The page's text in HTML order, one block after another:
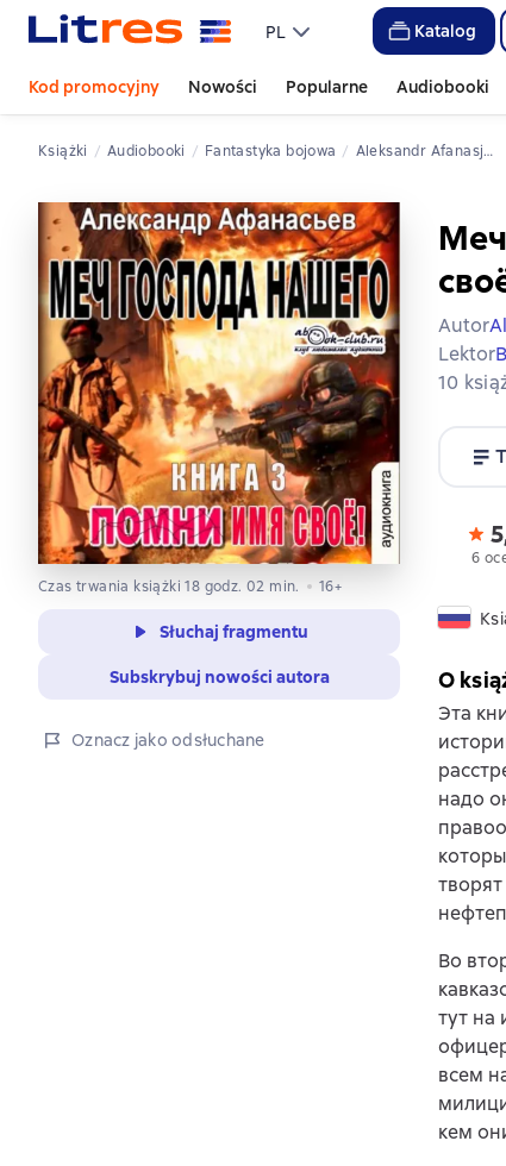
PL Katalog
Kod promocyjny Nowości Popularne Audiobooki
Książki Audiobooki fantastyka bojowa Aleksandr Afanasjew
Czas trwania książki 18 godz. 02 min. 16+
Słuchaj fragmentu
Subskrybuj nowości autora
Oznacz jako odsłuchane
Autor
Lektor
10
6
O
Эта
надо
Во
тут на
всем
кем